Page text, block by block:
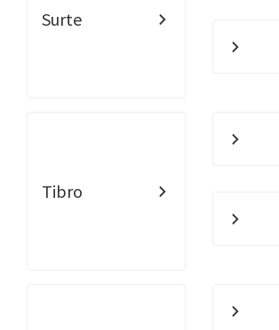
Surte
Tibro